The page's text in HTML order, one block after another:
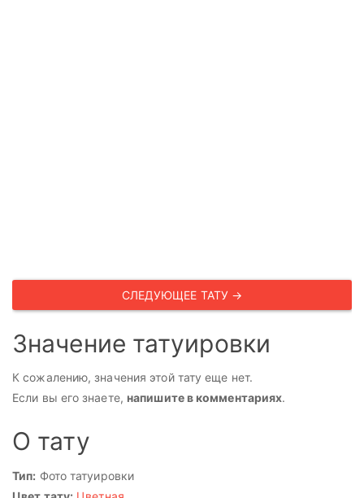
СЛЕДУЮЩЕЕ ТАТУ →
Значение татуировки
К сожалению, значения этой тату еще нет.
Если вы его знаете, напишите в комментариях.
О тату
Тип: Фото татуировки